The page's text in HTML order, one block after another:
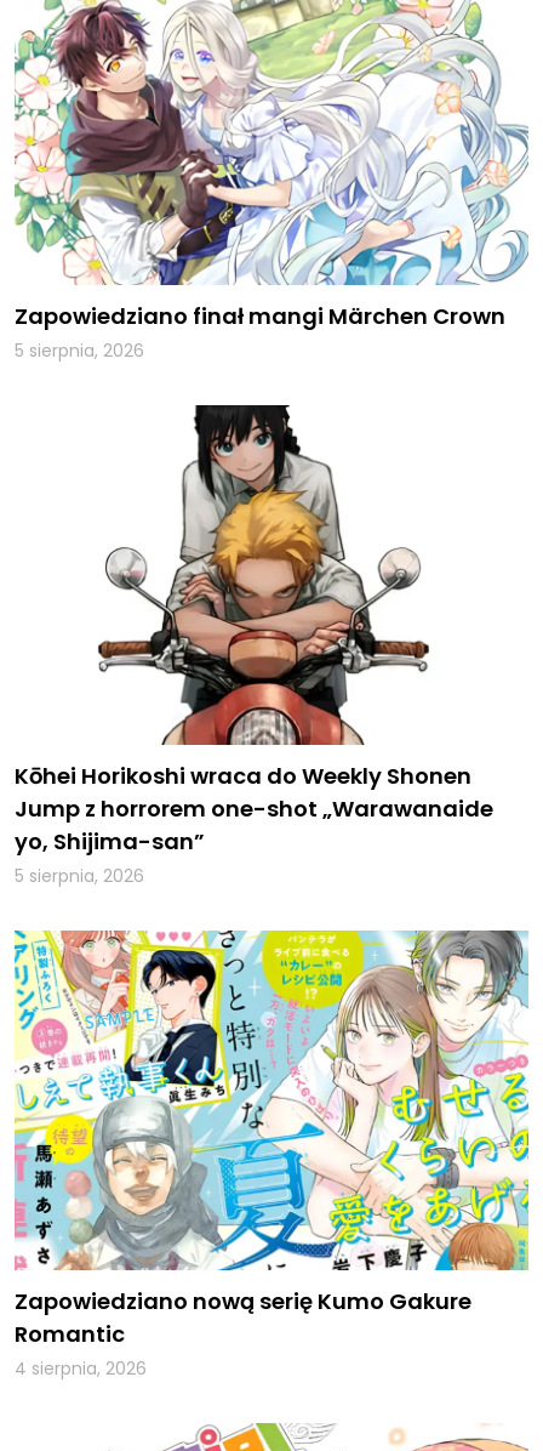
Zapowiedziano finał mangi Märchen Crown
5 sierpnia, 2026
Kōhei Horikoshi wraca do Weekly Shonen
Jump z horrorem one-shot „Warawanaide
yo, Shijima-san”
5 sierpnia, 2026
Zapowiedziano nową serię Kumo Gakure
Romantic
4 sierpnia, 2026